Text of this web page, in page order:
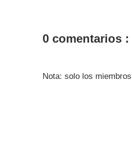
0 comentarios :
Nota: solo los